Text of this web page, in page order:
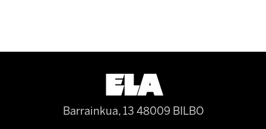
Barrainkua, 13 48009 BILBO